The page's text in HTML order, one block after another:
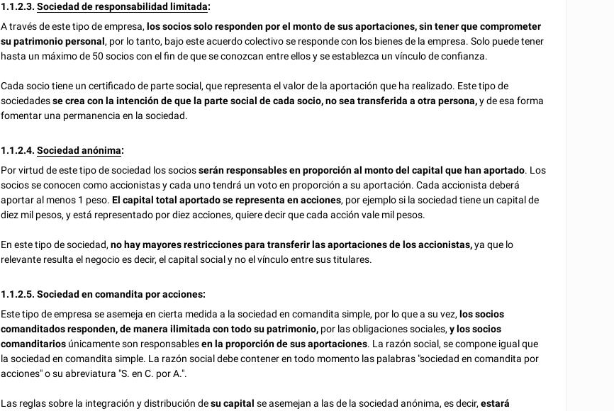
1.1.2.3.Sociedad de responsabilidad limitada:
A través de este tipo de empresa, los socios solo responden por el monto de sus aportaciones, sin tener que comprometer
su patrimonio personal, por lo tanto, bajo este acuerdo colectivo se responde con los bienes de la empresa. Solo puede tener
hasta un máximo de 50 socios con el fin de que se conozcan entre ellos y se establezca un vínculo de confianza.
Cada socio tiene un certificado de parte social, que representa el valor de la aportación que ha realizado. Este tipo de
sociedadesse crea con la intención de que la parte social de cada socio, no sea transferida a otra persona,y de esa forma
fomentar una permanencia en la sociedad.
1.1.2.4.Sociedad anónima:
Por virtud de este tipo de sociedad los sociosserán responsables en proporción al monto del capital que han aportado. Los
socios se conocen como accionistas y cada uno tendrá un voto en proporción a su aportación. Cada accionista deberá
aportar al menos 1 peso. El capital total aportado se representa en acciones, por ejemplo si la sociedad tiene un capital de
diez mil pesos, y está representado por diez acciones, quiere decir que cada acción vale mil pesos.
En este tipo de sociedad,no hay mayores restricciones para transferir las aportaciones de los accionistas,ya que lo
relevante resulta el negocio es decir, el capital social y no el vínculo entre sus titulares.
1.1.2.5. Sociedad en comandita por acciones:
Este tipo de empresa se asemeja en cierta medida a la sociedad en comandita simple, por lo que a su vez, los socios
comanditados responden, de manera ilimitada con todo su patrimonio, por las obligaciones sociales,y los socios
comanditarios únicamente son responsablesen la proporción de sus aportaciones. La razón social, se compone igual que
la sociedad en comandita simple. La razón social debe contener en todo momento las palabras "sociedad en comandita por
acciones" o su abreviatura "S. en C. por A.".
Las reglas sobre la integración y distribución desu capitalse asemejan a las de la sociedad anónima, es decir,estará